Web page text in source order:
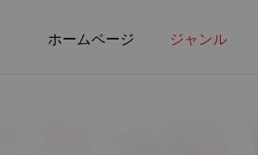
ホームページ ジャンル